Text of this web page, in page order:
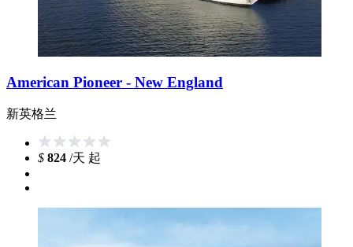
American Pioneer - New England
新英格兰
$ 824 /天 起